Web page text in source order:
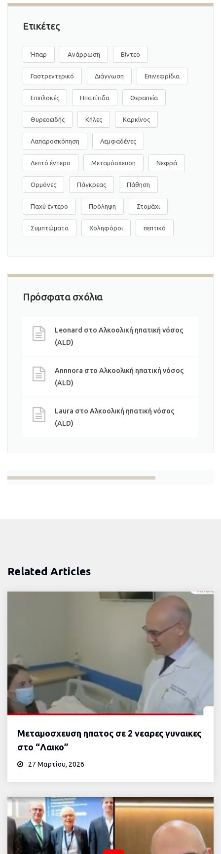
Ετικέτες
Ήπαρ Ανάρρωση Βίντεο
Γαστρεντερικό Διάγνωση Επινεφρίδια
Επιπλοκές Ηπατίτιδα Θεραπεία
Θυρεοειδής Κήλες Καρκίνος
Λαπαροσκόπηση Λεμφαδένες
Λεπτό έντερο Μεταμόσχευση Νεφρά
Ορμόνες Πάγκρεας Πάθηση
Παχύ έντερο Πρόληψη Στομάχι
Συμπτώματα Χοληφόροι πεπτικό
Πρόσφατα σχόλια
Leonard στο Αλκοολική ηπατική νόσος
(ALD)
Annnora στο Αλκοολική ηπατική νόσος
(ALD)
Laura στο Αλκοολική ηπατική νόσος
(ALD)
Related Articles
Μεταμοσχευση ηπατος σε 2 νεαρες γυναικες
στο “Λαικο”
27 Μαρτίου, 2026